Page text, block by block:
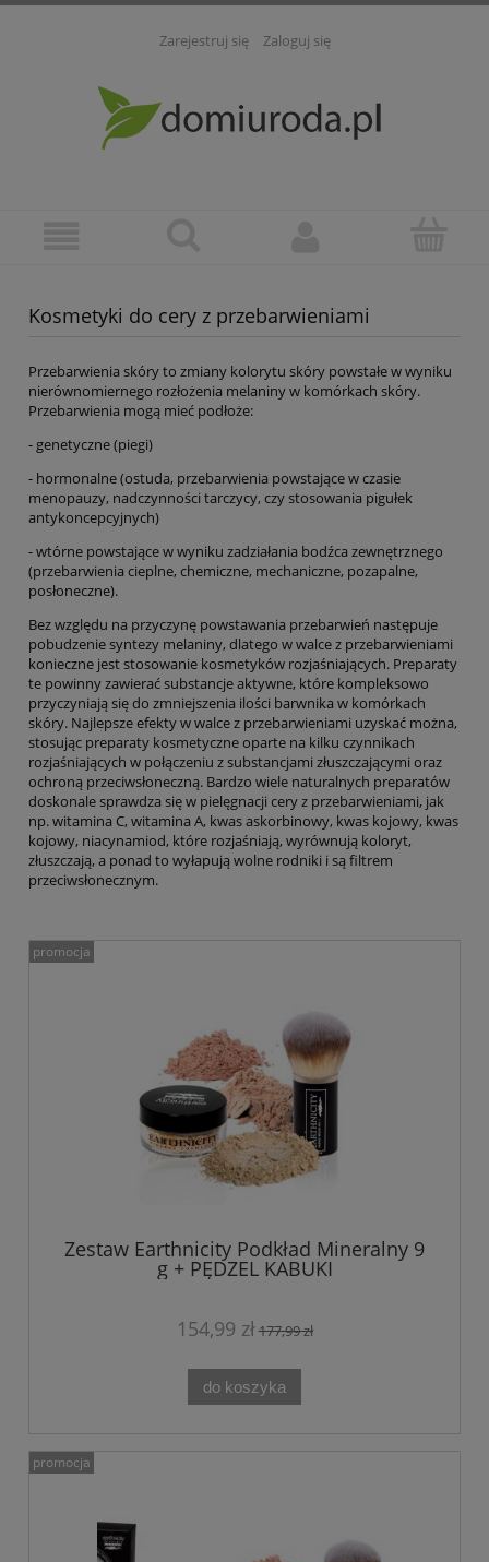
Zarejestruj się Zaloguj się
Kosmetyki do cery z przebarwieniami
Przebarwienia skóry to zmiany kolorytu skóry powstałe w wyniku
nierównomiernego rozłożenia melaniny w komórkach skóry.
Przebarwienia mogą mieć podłoże:
- genetyczne (piegi)
- hormonalne (ostuda, przebarwienia powstające w czasie
menopauzy, nadczynności tarczycy, czy stosowania pigułek
antykoncepcyjnych)
- wtórne powstające w wyniku zadziałania bodźca zewnętrznego
(przebarwienia cieplne, chemiczne, mechaniczne, pozapalne,
posłoneczne).
Bez względu na przyczynę powstawania przebarwień następuje
pobudzenie syntezy melaniny, dlatego w walce z przebarwieniami
konieczne jest stosowanie kosmetyków rozjaśniających. Preparaty
te powinny zawierać substancje aktywne, które kompleksowo
przyczyniają się do zmniejszenia ilości barwnika w komórkach
skóry. Najlepsze efekty w walce z przebarwieniami uzyskać można,
stosując preparaty kosmetyczne oparte na kilku czynnikach
rozjaśniających w połączeniu z substancjami złuszczającymi oraz
ochroną przeciwsłoneczną. Bardzo wiele naturalnych preparatów
doskonale sprawdza się w pielęgnacji cery z przebarwieniami, jak
np. witamina C, witamina A, kwas askorbinowy, kwas kojowy, kwas
kojowy, niacynamiod, które rozjaśniają, wyrównują koloryt,
złuszczają, a ponad to wyłapują wolne rodniki i są filtrem
przeciwsłonecznym.
Zestaw Earthnicity Podkład Mineralny 9
g + PĘDZEL KABUKI
154,99 zł177,99 zł
do koszyka
promocja
promocja